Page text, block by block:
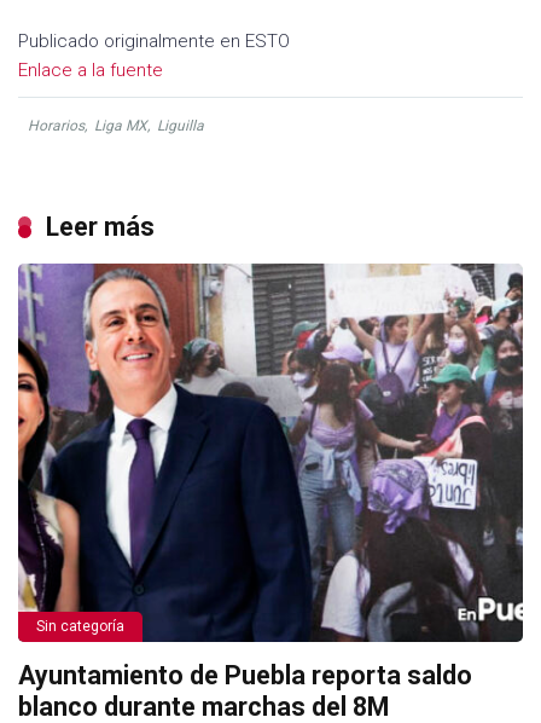
Publicado originalmente en ESTO
Enlace a la fuente
Horarios, Liga MX, Liguilla
Leer más
Sin categoría
Ayuntamiento de Puebla reporta saldo
blanco durante marchas del 8M